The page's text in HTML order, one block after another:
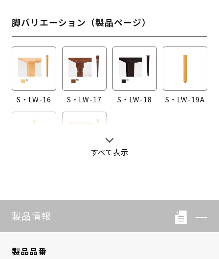
脚バリエーション（製品ページ）
S・LW-16 S・LW-17 S・LW-18 S・LW-19A
すべて表示
製品情報
製品品番